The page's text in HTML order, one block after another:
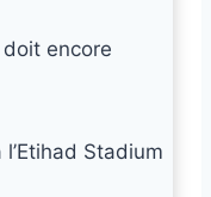
encore
Stadium